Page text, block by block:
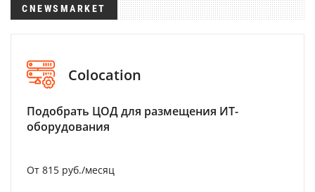
CNEWSMARKET
Colocation
Подобрать ЦОД для размещения ИТ-
оборудования
От 815 руб./месяц